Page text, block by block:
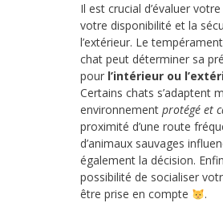
Il est crucial d’évaluer
votre disponibilité et la
l’extérieur. Le
chat peut déterminer sa
pour l’intérieur ou
Certains chats s’adaptent
environnement protégé et
proximité d’une route
d’animaux sauvages
également la décision.
possibilité de socialiser
être prise en compte
.